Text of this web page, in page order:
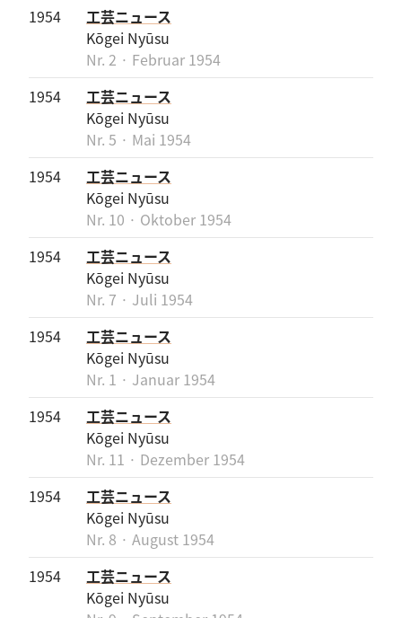
1954
工芸ニュース
Kōgei Nyūsu
Nr. 2 · Februar 1954
1954
工芸ニュース
Kōgei Nyūsu
Nr. 5 · Mai 1954
1954
工芸ニュース
Kōgei Nyūsu
Nr. 10 · Oktober 1954
1954
工芸ニュース
Kōgei Nyūsu
Nr. 7 · Juli 1954
1954
工芸ニュース
Kōgei Nyūsu
Nr. 1 · Januar 1954
1954
工芸ニュース
Kōgei Nyūsu
Nr. 11 · Dezember 1954
1954
工芸ニュース
Kōgei Nyūsu
Nr. 8 · August 1954
1954
工芸ニュース
Kōgei Nyūsu